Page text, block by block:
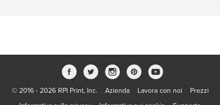
© 2016 - 2026 RPI Print, Inc. Azienda Lavora con noi
Prezzi